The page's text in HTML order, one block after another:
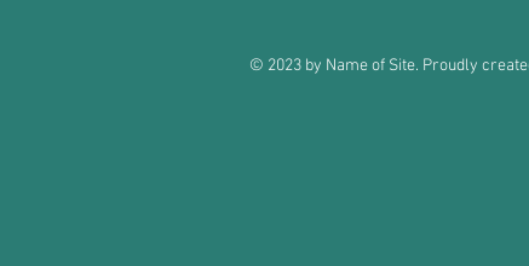
© 2023 by Name of Site. Proudly